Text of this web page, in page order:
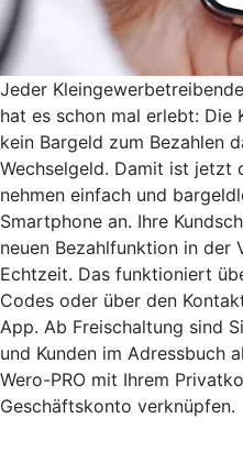
Jeder
hat es schon mal erlebt: Die
kein Bargeld zum Bezahlen
Wechselgeld. Damit ist jetzt
nehmen einfach und
Smartphone an. Ihre
neuen Bezahlfunktion in der
Echtzeit. Das funktioniert
Codes oder über den
App. Ab Freischaltung sind
und Kunden im Adressbuch
Wero-PRO mit Ihrem
Geschäftskonto verknüpfen.